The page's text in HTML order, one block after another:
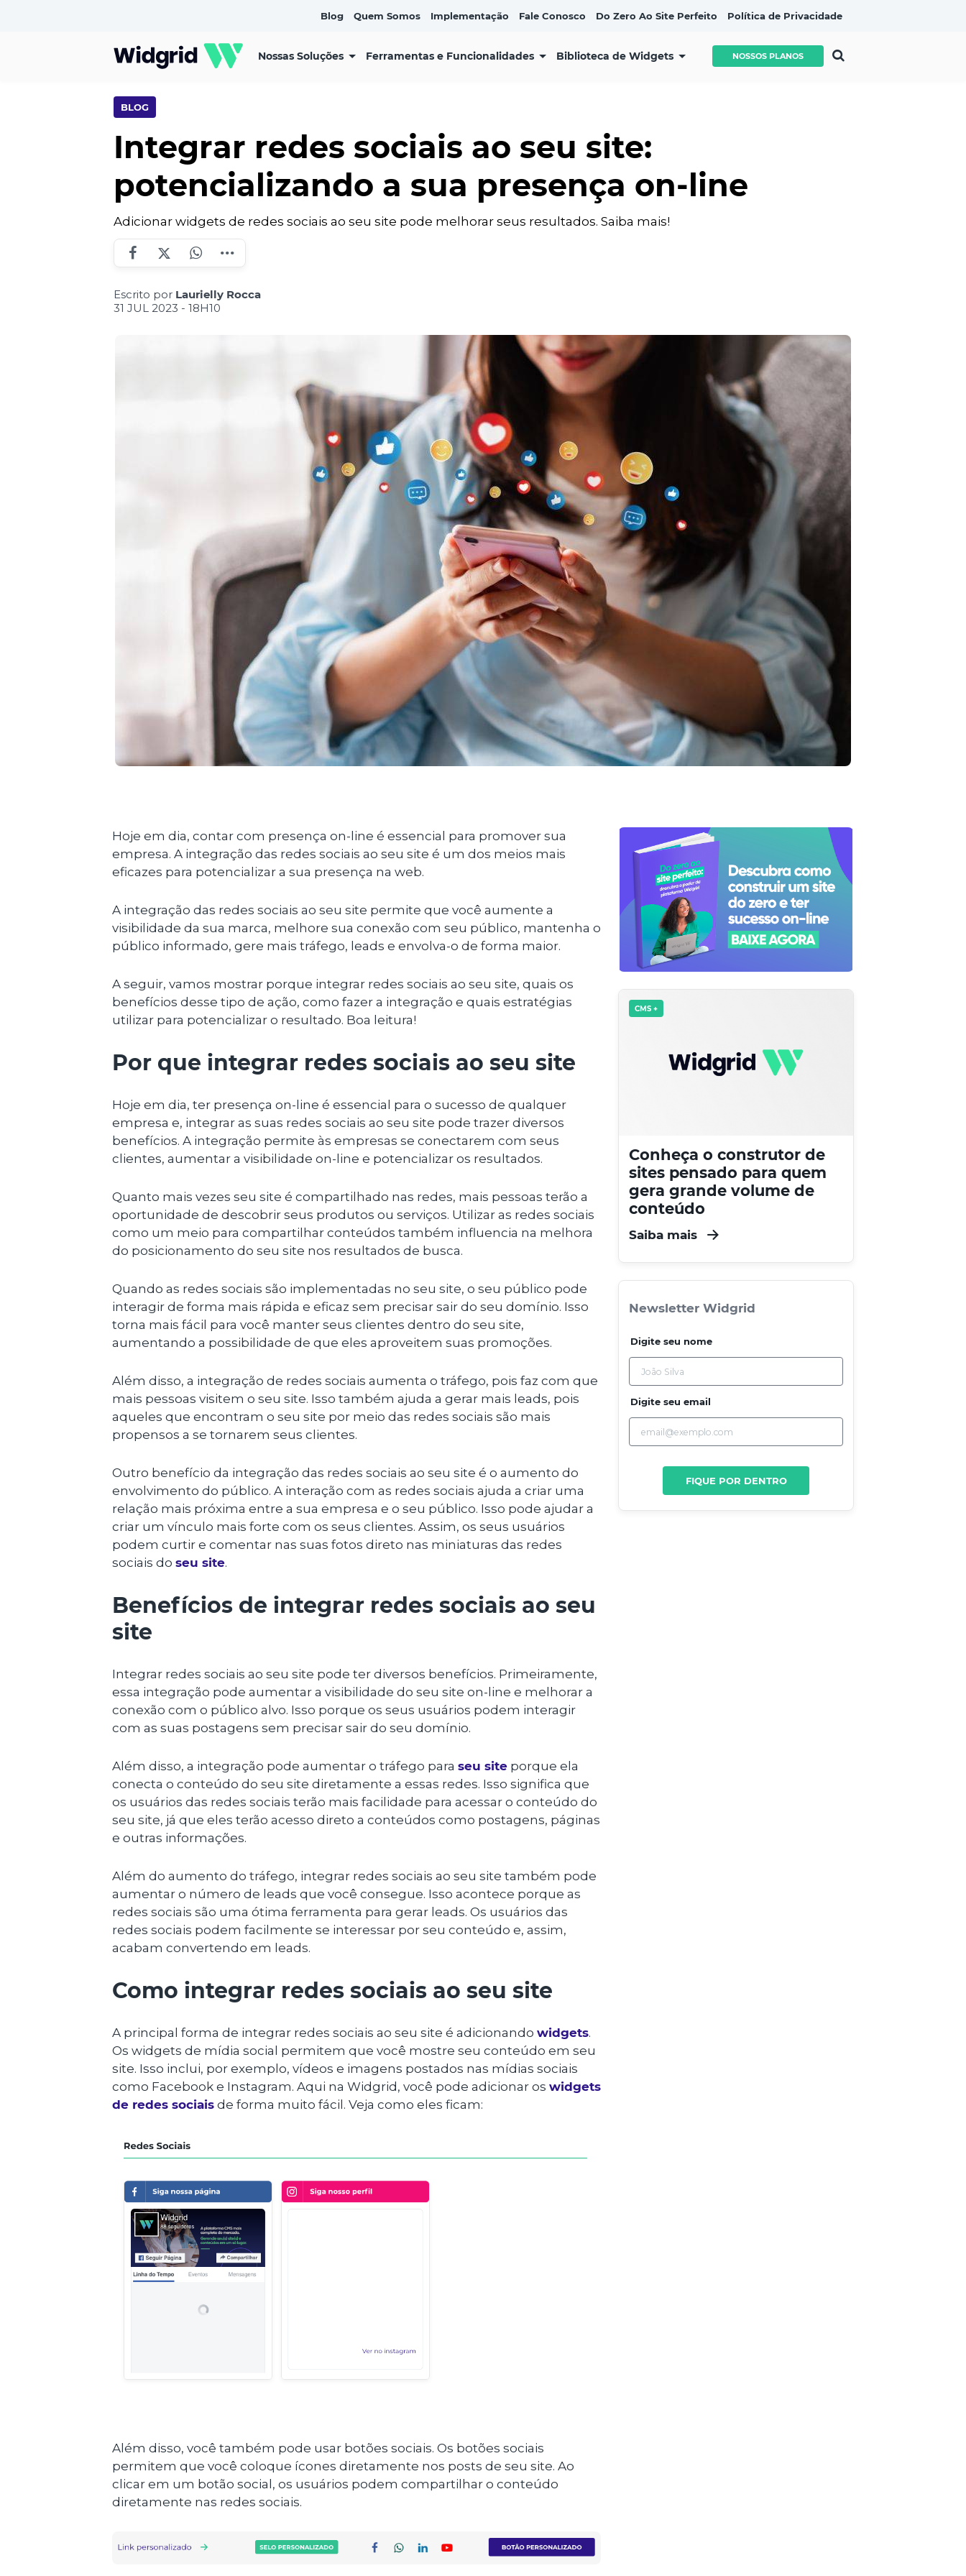
Blog Quem Somos Implementação Fale Conosco Do Zero Ao Site Perfeito Política de Privacidade
Nossas Soluções Ferramentas e Funcionalidades Biblioteca de Widgets NOSSOS PLANOS
BLOG
Integrar redes sociais ao seu site:
potencializando a sua presença on-line
Adicionar widgets de redes sociais ao seu site pode melhorar seus resultados. Saiba mais!
Escrito por Laurielly Rocca
31 JUL 2023 - 18H10
Hoje em dia, contar com presença on-line é essencial para promover sua
empresa. A integração das redes sociais ao seu site é um dos meios mais
eficazes para potencializar a sua presença na web.
A integração das redes sociais ao seu site permite que você aumente a
visibilidade da sua marca, melhore sua conexão com seu público, mantenha o
público informado, gere mais tráfego, leads e envolva-o de forma maior.
A seguir, vamos mostrar porque integrar redes sociais ao seu site, quais os
benefícios desse tipo de ação, como fazer a integração e quais estratégias
utilizar para potencializar o resultado. Boa leitura!
Por que integrar redes sociais ao seu site
Hoje em dia, ter presença on-line é essencial para o sucesso de qualquer
empresa e, integrar as suas redes sociais ao seu site pode trazer diversos
benefícios. A integração permite às empresas se conectarem com seus
clientes, aumentar a visibilidade on-line e potencializar os resultados.
Quanto mais vezes seu site é compartilhado nas redes, mais pessoas terão a
oportunidade de descobrir seus produtos ou serviços. Utilizar as redes sociais
como um meio para compartilhar conteúdos também influencia na melhora
do posicionamento do seu site nos resultados de busca.
Quando as redes sociais são implementadas no seu site, o seu público pode
interagir de forma mais rápida e eficaz sem precisar sair do seu domínio. Isso
torna mais fácil para você manter seus clientes dentro do seu site,
aumentando a possibilidade de que eles aproveitem suas promoções.
Além disso, a integração de redes sociais aumenta o tráfego, pois faz com que
mais pessoas visitem o seu site. Isso também ajuda a gerar mais leads, pois
aqueles que encontram o seu site por meio das redes sociais são mais
propensos a se tornarem seus clientes.
Outro benefício da integração das redes sociais ao seu site é o aumento do
envolvimento do público. A interação com as redes sociais ajuda a criar uma
relação mais próxima entre a sua empresa e o seu público. Isso pode ajudar a
criar um vínculo mais forte com os seus clientes. Assim, os seus usuários
podem curtir e comentar nas suas fotos direto nas miniaturas das redes
sociais do seu site.
Benefícios de integrar redes sociais ao seu
site
Integrar redes sociais ao seu site pode ter diversos benefícios. Primeiramente,
essa integração pode aumentar a visibilidade do seu site on-line e melhorar a
conexão com o público alvo. Isso porque os seus usuários podem interagir
com as suas postagens sem precisar sair do seu domínio.
Além disso, a integração pode aumentar o tráfego para seu site porque ela
conecta o conteúdo do seu site diretamente a essas redes. Isso significa que
os usuários das redes sociais terão mais facilidade para acessar o conteúdo do
seu site, já que eles terão acesso direto a conteúdos como postagens, páginas
e outras informações.
Além do aumento do tráfego, integrar redes sociais ao seu site também pode
aumentar o número de leads que você consegue. Isso acontece porque as
redes sociais são uma ótima ferramenta para gerar leads. Os usuários das
redes sociais podem facilmente se interessar por seu conteúdo e, assim,
acabam convertendo em leads.
Como integrar redes sociais ao seu site
A principal forma de integrar redes sociais ao seu site é adicionando widgets.
Os widgets de mídia social permitem que você mostre seu conteúdo em seu
site. Isso inclui, por exemplo, vídeos e imagens postados nas mídias sociais
como Facebook e Instagram. Aqui na Widgrid, você pode adicionar os widgets
de redes sociais de forma muito fácil. Veja como eles ficam:
Além disso, você também pode usar botões sociais. Os botões sociais
permitem que você coloque ícones diretamente nos posts de seu site. Ao
clicar em um botão social, os usuários podem compartilhar o conteúdo
diretamente nas redes sociais.
Newsletter Widgrid
Digite seu nome
Digite seu email
FIQUE POR DENTRO
CMS +
Conheça o construtor de
sites pensado para quem
gera grande volume de
conteúdo
Saiba mais